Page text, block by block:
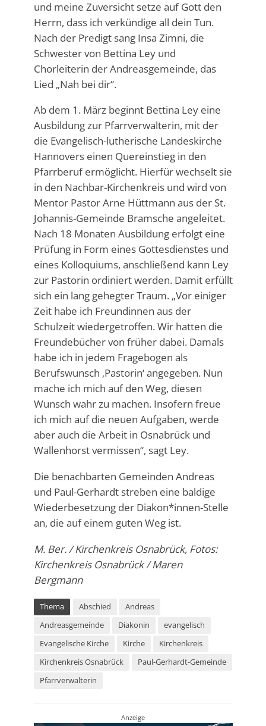
und meine Zuversicht setze auf Gott den
Herrn, dass ich verkündige all dein Tun.
Nach der Predigt sang Insa Zimni, die
Schwester von Bettina Ley und
Chorleiterin der Andreasgemeinde, das
Lied „Nah bei dir“.
Ab dem 1. März beginnt Bettina Ley eine
Ausbildung zur Pfarrverwalterin, mit der
die Evangelisch-lutherische Landeskirche
Hannovers einen Quereinstieg in den
Pfarrberuf ermöglicht. Hierfür wechselt sie
in den Nachbar-Kirchenkreis und wird von
Mentor Pastor Arne Hüttmann aus der St.
Johannis-Gemeinde Bramsche angeleitet.
Nach 18 Monaten Ausbildung erfolgt eine
Prüfung in Form eines Gottesdienstes und
eines Kolloquiums, anschließend kann Ley
zur Pastorin ordiniert werden. Damit erfüllt
sich ein lang gehegter Traum. „Vor einiger
Zeit habe ich Freundinnen aus der
Schulzeit wiedergetroffen. Wir hatten die
Freundebücher von früher dabei. Damals
habe ich in jedem Fragebogen als
Berufswunsch ‚Pastorin‘ angegeben. Nun
mache ich mich auf den Weg, diesen
Wunsch wahr zu machen. Insofern freue
ich mich auf die neuen Aufgaben, werde
aber auch die Arbeit in Osnabrück und
Wallenhorst vermissen“, sagt Ley.
Die benachbarten Gemeinden Andreas
und Paul-Gerhardt streben eine baldige
Wiederbesetzung der Diakon*innen-Stelle
an, die auf einem guten Weg ist.
M. Ber. / Kirchenkreis Osnabrück, Fotos:
Kirchenkreis Osnabrück / Maren
Bergmann
Thema Abschied
Andreas
Andreasgemeinde
Diakonin
evangelisch
Evangelische Kirche
Kirche
Kirchenkreis
Kirchenkreis Osnabrück
Paul-Gerhardt-Gemeinde
Pfarrverwalterin
Anzeige